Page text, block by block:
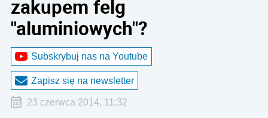
zakupem felg
"aluminiowych"?
Subskrybuj nas na Youtube
Zapisz się na newsletter
23 czerwca 2014, 11:32